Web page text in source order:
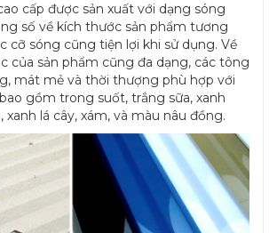
cấp được sản xuất với dạng sóng
số về kích thước sản phẩm tương
cỡ sóng cũng tiện lợi khi sử dụng. Về
của sản phẩm cũng đa dạng, các tông
mát mẻ và thời thượng phù hợp với
gồm trong suốt, trắng sữa, xanh
xanh lá cây, xám, và màu nâu đồng.